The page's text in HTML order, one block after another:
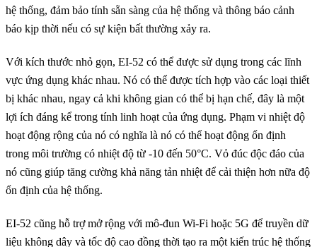
hệ thống, đảm bảo tính sẵn sàng của hệ thống và thông báo cảnh
báo kịp thời nếu có sự kiện bất thường xảy ra.
Với kích thước nhỏ gọn, EI-52 có thể được sử dụng trong các lĩnh
vực ứng dụng khác nhau. Nó có thể được tích hợp vào các loại thiết
bị khác nhau, ngay cả khi không gian có thể bị hạn chế, đây là một
lợi ích đáng kể trong tính linh hoạt của ứng dụng. Phạm vi nhiệt độ
hoạt động rộng của nó có nghĩa là nó có thể hoạt động ổn định
trong môi trường có nhiệt độ từ -10 đến 50°C. Vỏ đúc độc đáo của
nó cũng giúp tăng cường khả năng tản nhiệt để cải thiện hơn nữa độ
ổn định của hệ thống.
EI-52 cũng hỗ trợ mở rộng với mô-đun Wi-Fi hoặc 5G để truyền dữ
liệu không dây và tốc độ cao đồng thời tạo ra một kiến trúc hệ thống